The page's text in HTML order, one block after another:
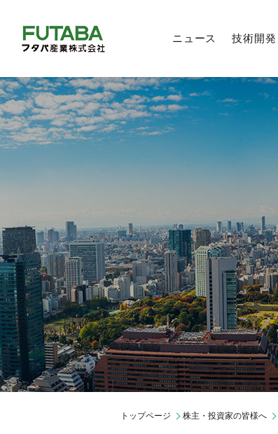
ニュース 技術開発
ガバナンス
会社概要
中期経営計画
期間従業員採用
トップページ 株主・投資家の皆様へ